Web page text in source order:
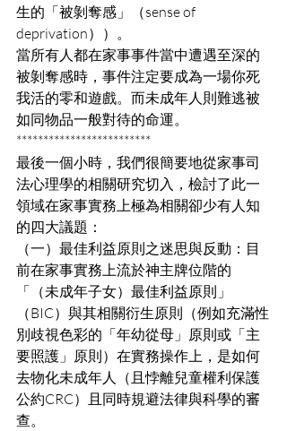
生的「被剝奪感」（sense of
deprivation））。
當所有人都在家事事件當中遭遇至深的
被剝奪感時，事件注定要成為一場你死
我活的零和遊戲。而未成年人則難逃被
如同物品一般對待的命運。
*************************
最後一個小時，我們很簡要地從家事司
法心理學的相關研究切入，檢討了此一
領域在家事實務上極為相關卻少有人知
的四大議題：
（一）最佳利益原則之迷思與反動：目
前在家事實務上流於神主牌位階的
「（未成年子女）最佳利益原則」
（BIC）與其相關衍生原則（例如充滿性
別歧視色彩的「年幼從母」原則或「主
要照護」原則）在實務操作上，是如何
去物化未成年人（且悖離兒童權利保護
公約CRC）且同時規避法律與科學的審
查。